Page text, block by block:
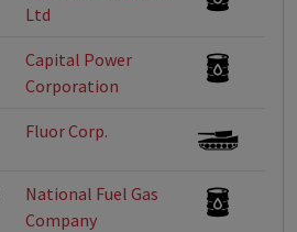
Ltd
Capital Power
Corporation
Fluor Corp.
National Fuel Gas
Company